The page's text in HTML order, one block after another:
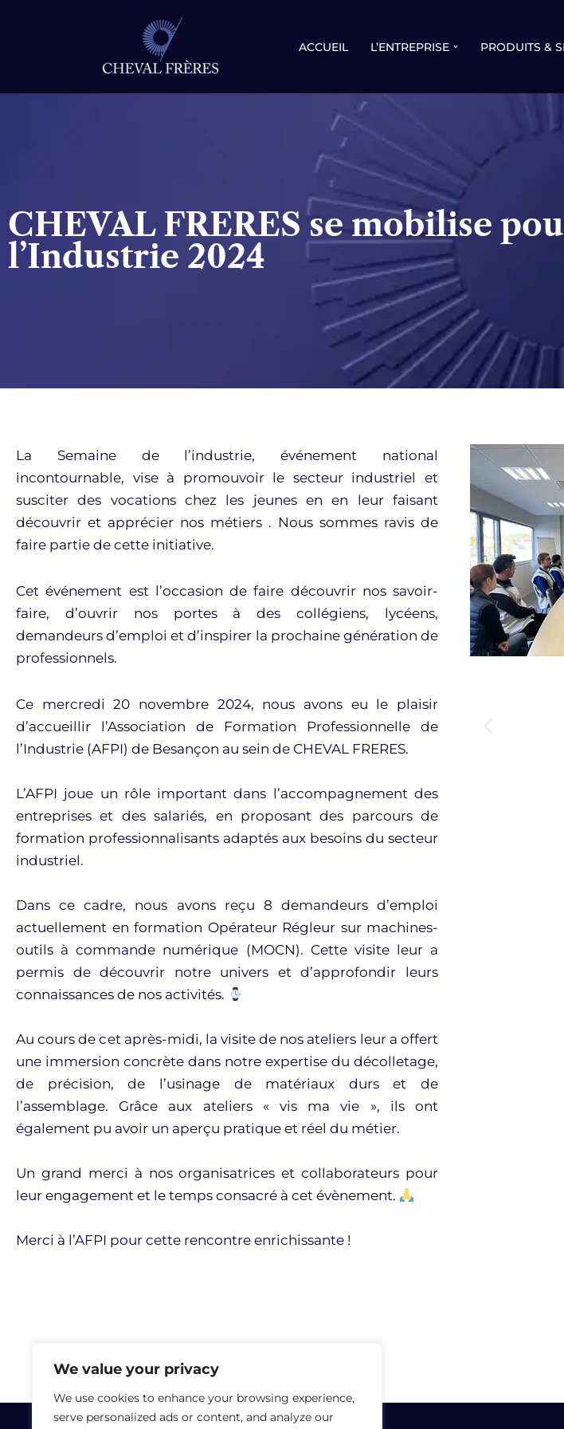
We value your privacy
We use cookies to enhance your browsing experience,
serve personalized ads or content, and analyze our
contenu
ACCUEIL L’ENTREPRISE PRODUITS &
CHEVAL FRERES se mobilise
l’Industrie 2024
La Semaine de l’industrie, événement national
incontournable, vise à promouvoir le secteur industriel et
susciter des vocations chez les jeunes en en leur faisant
découvrir et apprécier nos métiers . Nous sommes ravis de
faire partie de cette initiative.
Cet événement est l’occasion de faire découvrir nos savoir-
faire, d’ouvrir nos portes à des collégiens, lycéens,
demandeurs d’emploi et d’inspirer la prochaine génération de
professionnels.
Ce mercredi 20 novembre 2024, nous avons eu le plaisir
d’accueillir l’Association de Formation Professionnelle de
l’Industrie (AFPI) de Besançon au sein de CHEVAL FRERES.
L’AFPI joue un rôle important dans l’accompagnement des
entreprises et des salariés, en proposant des parcours de
formation professionnalisants adaptés aux besoins du secteur
industriel.
Dans ce cadre, nous avons reçu 8 demandeurs d’emploi
actuellement en formation Opérateur Régleur sur machines-
outils à commande numérique (MOCN). Cette visite leur a
permis de découvrir notre univers et d’approfondir leurs
connaissances de nos activités.
Au cours de cet après-midi, la visite de nos ateliers leur a offert
une immersion concrète dans notre expertise du décolletage,
de précision, de l’usinage de matériaux durs et de
l’assemblage. Grâce aux ateliers « vis ma vie », ils ont
également pu avoir un aperçu pratique et réel du métier.
Un grand merci à nos organisatrices et collaborateurs pour
leur engagement et le temps consacré à cet évènement.
Merci à l’AFPI pour cette rencontre enrichissante !